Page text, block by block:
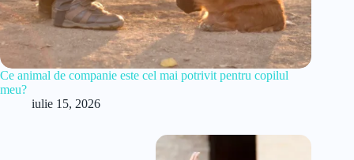
Ce animal de companie este cel mai potrivit pentru copilul
meu?
iulie 15, 2026